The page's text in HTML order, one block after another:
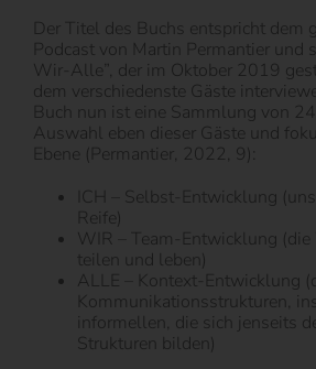
Der Titel des Buchs entspricht dem
Podcast von Martin Permantier und
Wir-Alle”, der im Oktober 2019
dem verschiedenste Gäste
Buch nun ist eine Sammlung von
Auswahl eben dieser Gäste und
Ebene (Permantier, 2022, 9):
ICH – Selbst-Entwicklung
Reife)
WIR – Team-Entwicklung
teilen und leben)
ALLE – Kontext-Entwicklung
Kommunikationsstrukturen,
informellen, die sich jenseits
Strukturen bilden)